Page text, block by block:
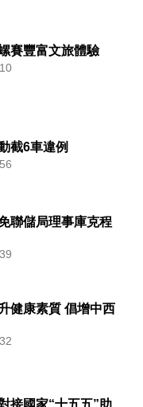
賽豐富文旅體驗
截6車違例
聯儲局理事庫克程
健康素質 倡增中西